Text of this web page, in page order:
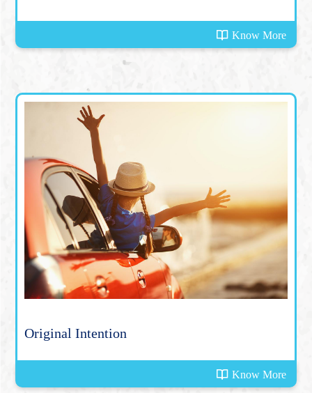
Know More
Original Intention
Know More